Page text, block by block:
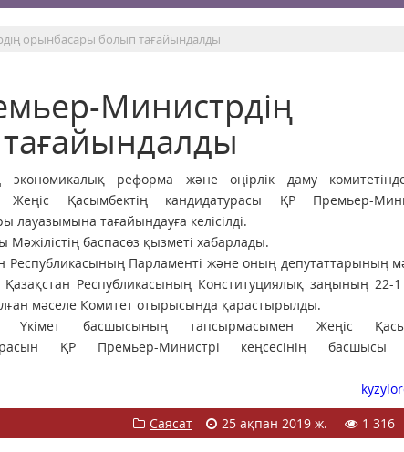
орынбасары болып тағайындалды
Министрдің
экономикалық реформа және өңірлік даму
Жеңіс Қасымбектің кандидатурасы ҚР Премьер-
лауазымына тағайындауға келісілді.
Мәжілістің баспасөз қызметі хабарлады.
Республикасының Парламентi және оның депутаттарының
Республикасының Конституциялық заңының 22-
мәселе Комитет отырысында қарастырылды.
Үкімет басшысының тапсырмасымен Жеңіс
ҚР Премьер-Министрі кеңсесінің басшысы
Саясат
25 ақпан 2019 ж. 1 316